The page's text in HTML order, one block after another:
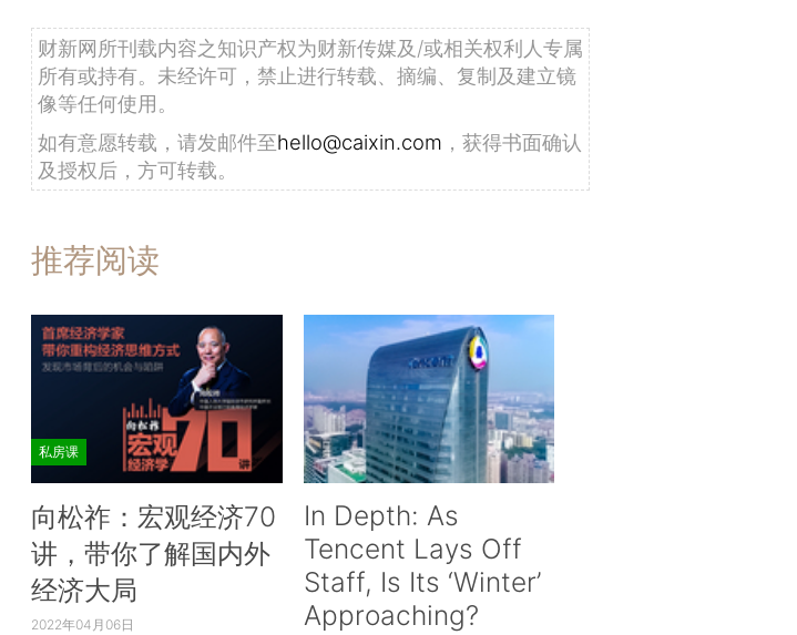
财新网所刊载内容之知识产权为财新传媒及/或相关权利人专属
所有或持有。未经许可，禁止进行转载、摘编、复制及建立镜
像等任何使用。
如有意愿转载，请发邮件至hello@caixin.com ，获得书面确认
及授权后，方可转载。
推荐阅读
私房课
向松祚：宏观经济70
讲，带你了解国内外
经济大局
2022年04月06日
In Depth: As
Tencent Lays Off
Staff, Is Its ‘Winter’
Approaching?